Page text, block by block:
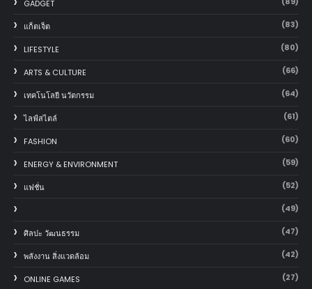
GADGET
แก็ตเจ็ต (83)
LIFESTYLE (80)
ARTS & CULTURE (66)
เทคโนโลยี นวัตกรรม (64)
ไลฟ์สไตล์ (61)
FASHION (60)
ENERGY & ENVIRONMENT (59)
แฟชั่น (52)
(49)
ศิลปะ วัฒนธรรม (47)
พลังงาน สิ่งแวดล้อม (42)
ONLINE GAMES (27)